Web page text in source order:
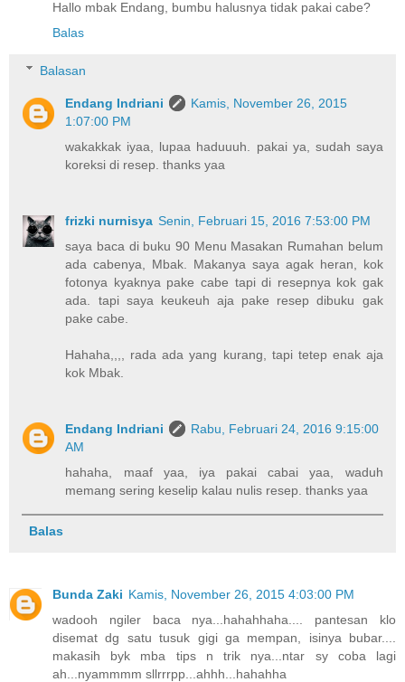
Hallo mbak Endang, bumbu halusnya tidak pakai cabe?
Balas
Balasan
Endang Indriani
Kamis, November 26, 2015
1:07:00 PM
wakakkak iyaa, lupaa haduuuh. pakai ya, sudah saya
koreksi di resep. thanks yaa
frizki nurnisya Senin, Februari 15, 2016 7:53:00 PM
saya baca di buku 90 Menu Masakan Rumahan belum
ada cabenya, Mbak. Makanya saya agak heran, kok
fotonya kyaknya pake cabe tapi di resepnya kok gak
ada. tapi saya keukeuh aja pake resep dibuku gak
pake cabe.
Hahaha,,,, rada ada yang kurang, tapi tetep enak aja
kok Mbak.
Endang Indriani
Rabu, Februari 24, 2016 9:15:00
AM
hahaha, maaf yaa, iya pakai cabai yaa, waduh
memang sering keselip kalau nulis resep. thanks yaa
Balas
Bunda Zaki Kamis, November 26, 2015 4:03:00 PM
wadooh ngiler baca nya...hahahhaha.... pantesan klo
disemat dg satu tusuk gigi ga mempan, isinya bubar....
makasih byk mba tips n trik nya...ntar sy coba lagi
ah...nyammmm sllrrrpp...ahhh...hahahha